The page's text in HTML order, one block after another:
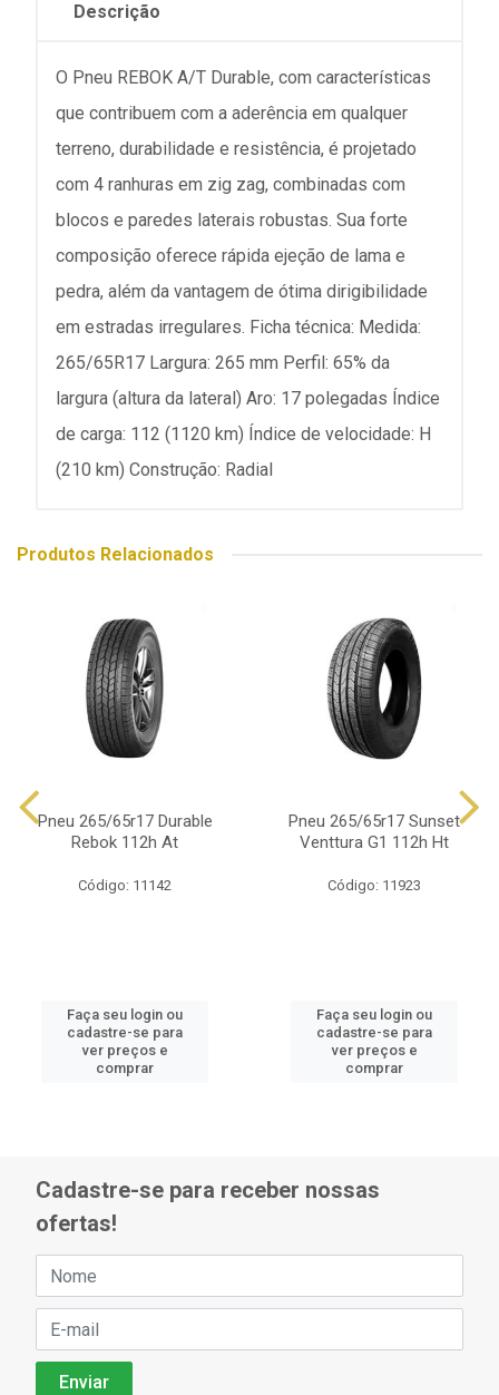
Descrição
O Pneu REBOK A/T Durable, com características
que contribuem com a aderência em qualquer
terreno, durabilidade e resistência, é projetado
com 4 ranhuras em zig zag, combinadas com
blocos e paredes laterais robustas. Sua forte
composição oferece rápida ejeção de lama e
pedra, além da vantagem de ótima dirigibilidade
em estradas irregulares. Ficha técnica: Medida:
265/65R17 Largura: 265 mm Perfil: 65% da
largura (altura da lateral) Aro: 17 polegadas Índice
de carga: 112 (1120 km) Índice de velocidade: H
(210 km) Construção: Radial
Produtos Relacionados
Pneu 265/65r17 Durable
Rebok 112h At
Código: 11142
Faça seu login ou
cadastre-se para
ver preços e
comprar
Pneu 265/65r17 Sunset
Venttura G1 112h Ht
Código: 11923
Faça seu login ou
cadastre-se para
ver preços e
comprar
Cadastre-se para receber nossas
ofertas!